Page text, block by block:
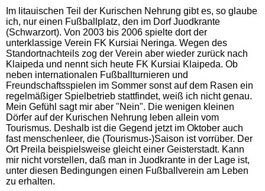
Im litauischen Teil der Kurischen Nehrung gibt es, so glaube
ich, nur einen Fußballplatz, den im Dorf Juodkrante
(Schwarzort). Von 2003 bis 2006 spielte dort der
unterklassige Verein FK Kursiai Neringa. Wegen des
Standortnachteils zog der Verein aber wieder zurück nach
Klaipeda und nennt sich heute FK Kursiai Klaipeda. Ob
neben internationalen Fußballturnieren und
Freundschaftsspielen im Sommer sonst auf dem Rasen ein
regelmäßiger Spielbetrieb stattfindet, weiß ich nicht genau.
Mein Gefühl sagt mir aber "Nein". Die wenigen kleinen
Dörfer auf der Kurischen Nehrung leben allein vom
Tourismus. Deshalb ist die Gegend jetzt im Oktober auch
fast menschenleer, die (Tourismus-)Saison ist vorrüber. Der
Ort Preila beispielsweise gleicht einer Geisterstadt. Kann
mir nicht vorstellen, daß man in Juodkrante in der Lage ist,
unter diesen Bedingungen einen Fußballverein am Leben
zu erhalten.